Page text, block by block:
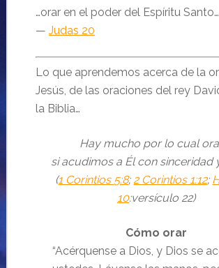
…orar en el poder del Espíritu Santo…
— Judas 20
Lo que aprendemos acerca de la
Jesús, de las oraciones del rey
la Biblia…
Hay mucho por lo cual
si acudimos a Él con sinceridad
(1 Corintios 5:8;2 Corintios 1:12;
10:versículo 22)
Cómo orar
“Acérquense a Dios, y Dios se